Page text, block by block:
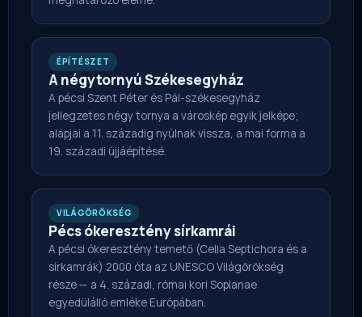
ÉPÍTÉSZET
A négytornyú Székesegyház
A pécsi Szent Péter és Pál-székesegyház
jellegzetes négy tornya a városkép egyik jelképe;
alapjai a 11. századig nyúlnak vissza, a mai forma a
19. századi újjáépítésé.
VILÁGÖRÖKSÉG
Pécs ókeresztény sírkamrái
A pécsi ókeresztény temető (Cella Septichora és a
sírkamrák) 2000 óta az UNESCO Világörökség
része — a 4. századi, római kori Sopianae
egyedülálló emléke Európában.